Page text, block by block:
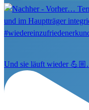
Und sie läuft wieder